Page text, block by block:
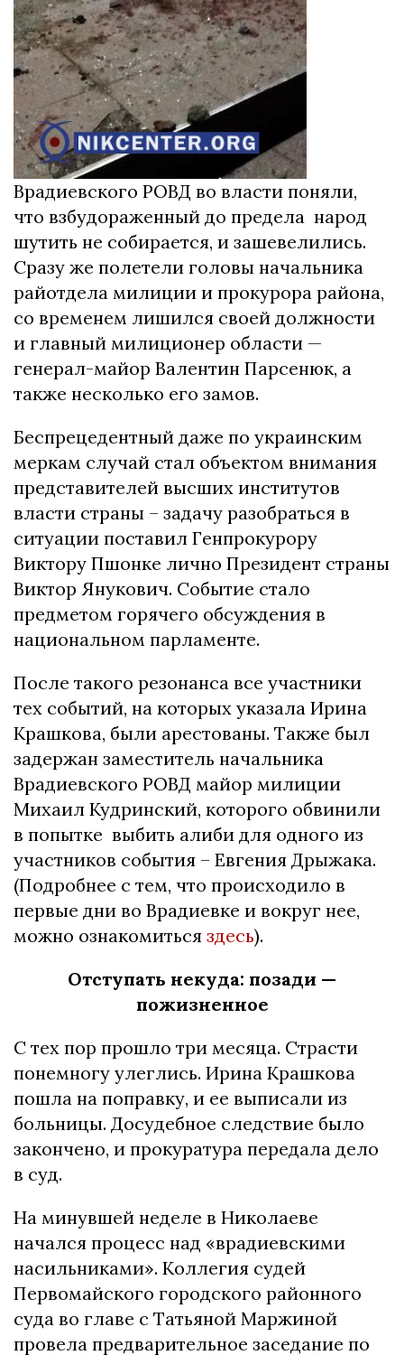
Врадиевского РОВД во власти поняли,
что взбудораженный до предела народ
шутить не собирается, и зашевелились.
Сразу же полетели головы начальника
райотдела милиции и прокурора района,
со временем лишился своей должности
и главный милиционер области —
генерал-майор Валентин Парсенюк, а
также несколько его замов.
Беспрецедентный даже по украинским
меркам случай стал объектом внимания
представителей высших институтов
власти страны – задачу разобраться в
ситуации поставил Генпрокурору
Виктору Пшонке лично Президент страны
Виктор Янукович. Событие стало
предметом горячего обсуждения в
национальном парламенте.
После такого резонанса все участники
тех событий, на которых указала Ирина
Крашкова, были арестованы. Также был
задержан заместитель начальника
Врадиевского РОВД майор милиции
Михаил Кудринский, которого обвинили
в попытке выбить алиби для одного из
участников события – Евгения Дрыжака.
(Подробнее с тем, что происходило в
первые дни во Врадиевке и вокруг нее,
можно ознакомиться здесь).
Отступать некуда: позади —
пожизненное
С тех пор прошло три месяца. Страсти
понемногу улеглись. Ирина Крашкова
пошла на поправку, и ее выписали из
больницы. Досудебное следствие было
закончено, и прокуратура передала дело
в суд.
На минувшей неделе в Николаеве
начался процесс над «врадиевскими
насильниками». Коллегия судей
Первомайского городского районного
суда во главе с Татьяной Маржиной
провела предварительное заседание по